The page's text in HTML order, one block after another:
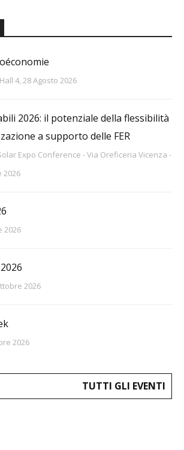
4, 28 Agosto 2026
2026: il potenziale della flessibilità
a supporto delle FER
Expo Conference - Via Oreficeria Vicenza -
2026
2026
2026
2026
TUTTI GLI EVENTI